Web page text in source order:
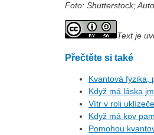
Foto: Shutterstock;
Text je
Přečtěte si také
Kvantová fyzika,
Když má láska
Vítr v roli
Když má kov
Pomohou